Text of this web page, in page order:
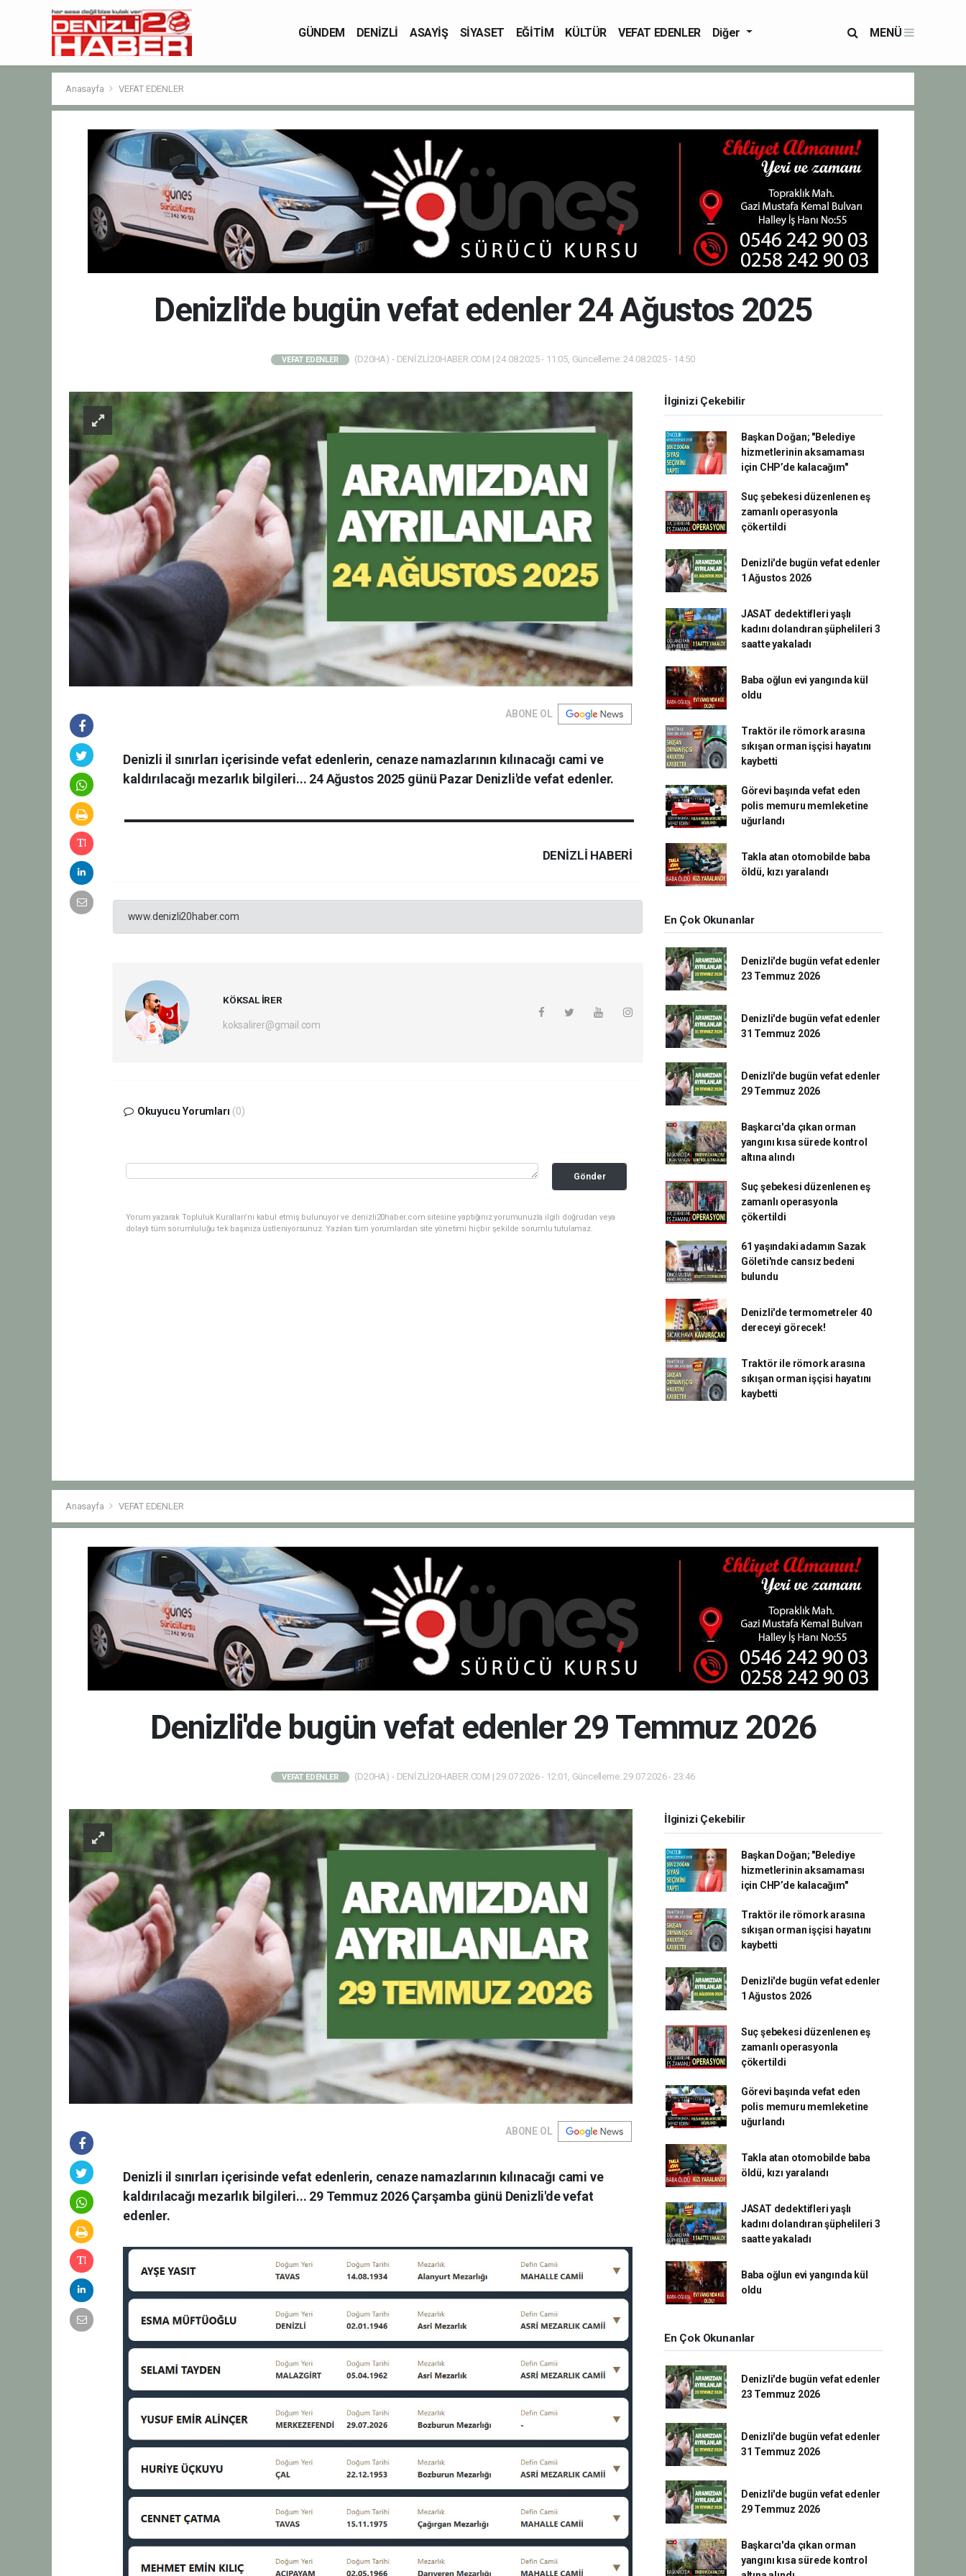
GÜNDEM DENİZLİ ASAYİŞ SİYASET EĞİTİM KÜLTÜR VEFAT EDENLER Diğer MENÜ
Anasayfa VEFAT EDENLER
Denizli'de bugün vefat edenler 24 Ağustos 2025
VEFAT EDENLER (D20HA) - DENİZLİ20HABER.COM | 24.08.2025 - 11:05, Güncelleme: 24.08.2025 - 14:50
ABONE OL
Denizli il sınırları içerisinde vefat edenlerin, cenaze namazlarının kılınacağı cami ve
kaldırılacağı mezarlık bilgileri... 24 Ağustos 2025 günü Pazar Denizli'de vefat edenler.
DENIZLI HABERİ
www.denizli20haber.com
KÖKSAL İRER
koksalirer@gmail.com
Okuyucu Yorumları (0)
Gönder
Yorum yazarak Topluluk Kuralları’nı kabul etmiş bulunuyor ve denizli20haber.com sitesine yaptığınız yorumunuzla ilgili doğrudan veya
dolaylı tüm sorumluluğu tek başınıza üstleniyorsunuz. Yazılan tüm yorumlardan site yönetimi hiçbir şekilde sorumlu tutulamaz.
İlginizi Çekebilir
Başkan Doğan; "Belediye
hizmetlerinin aksamaması
için CHP’de kalacağım"
Suç şebekesi düzenlenen eş
zamanlı operasyonla
çökertildi
Denizli'de bugün vefat edenler
1 Ağustos 2026
JASAT dedektifleri yaşlı
kadını dolandıran şüphelileri 3
saatte yakaladı
Baba oğlun evi yangında kül
oldu
Traktör ile römork arasına
sıkışan orman işçisi hayatını
kaybetti
Görevi başında vefat eden
polis memuru memleketine
uğurlandı
Takla atan otomobilde baba
öldü, kızı yaralandı
En Çok Okunanlar
Denizli'de bugün vefat edenler
23 Temmuz 2026
Denizli'de bugün vefat edenler
31 Temmuz 2026
Denizli'de bugün vefat edenler
29 Temmuz 2026
Başkarcı'da çıkan orman
yangını kısa sürede kontrol
altına alındı
Suç şebekesi düzenlenen eş
zamanlı operasyonla
çökertildi
61 yaşındaki adamın Sazak
Göleti'nde cansız bedeni
bulundu
Denizli'de termometreler 40
dereceyi görecek!
Traktör ile römork arasına
sıkışan orman işçisi hayatını
kaybetti
Anasayfa VEFAT EDENLER
Denizli'de bugün vefat edenler 29 Temmuz 2026
VEFAT EDENLER (D20HA) - DENİZLİ20HABER.COM | 29.07.2026 - 12:01, Güncelleme: 29.07.2026 - 23:46
ABONE OL
Denizli il sınırları içerisinde vefat edenlerin, cenaze namazlarının kılınacağı cami ve
kaldırılacağı mezarlık bilgileri... 29 Temmuz 2026 Çarşamba günü Denizli'de vefat
edenler.
İlginizi Çekebilir
Başkan Doğan; "Belediye
hizmetlerinin aksamaması
için CHP’de kalacağım"
Traktör ile römork arasına
sıkışan orman işçisi hayatını
kaybetti
Denizli'de bugün vefat edenler
1 Ağustos 2026
Suç şebekesi düzenlenen eş
zamanlı operasyonla
çökertildi
Görevi başında vefat eden
polis memuru memleketine
uğurlandı
Takla atan otomobilde baba
öldü, kızı yaralandı
JASAT dedektifleri yaşlı
kadını dolandıran şüphelileri 3
saatte yakaladı
Baba oğlun evi yangında kül
oldu
En Çok Okunanlar
Denizli'de bugün vefat edenler
23 Temmuz 2026
Denizli'de bugün vefat edenler
31 Temmuz 2026
Denizli'de bugün vefat edenler
29 Temmuz 2026
Başkarcı'da çıkan orman
yangını kısa sürede kontrol